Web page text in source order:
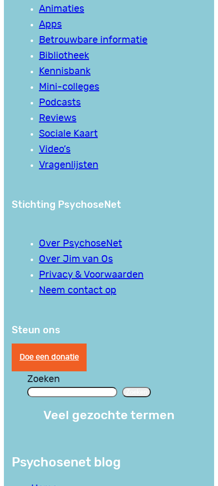
Animaties
Apps
Betrouwbare informatie
Bibliotheek
Kennisbank
Mini-colleges
Podcasts
Reviews
Sociale Kaart
Video’s
Vragenlijsten
Stichting PsychoseNet
Over PsychoseNet
Over Jim van Os
Privacy & Voorwaarden
Neem contact op
Steun ons
Doe een donatie
Zoeken
Veel gezochte termen
Psychosenet blog